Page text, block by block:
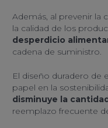
Además, al prevenir la
la calidad de los
desperdicio
cadena de suministro.
El diseño duradero de
papel en la
disminuye la
reemplazo frecuente